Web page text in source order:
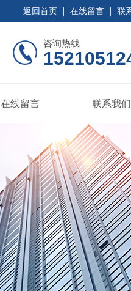
返回首页 在线留言 联
咨询热线
在线留言 联系我们